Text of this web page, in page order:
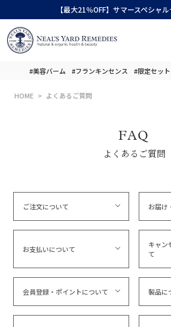
【最大21％OFF】サマースペシャ
#美容バーム #フランキンセンス #限定セット
HOME よくあるご質問
FAQ
よくあるご質問
ご注文について お届け
お支払いについて
キャン
て
会員登録・ポイントについて 製品に